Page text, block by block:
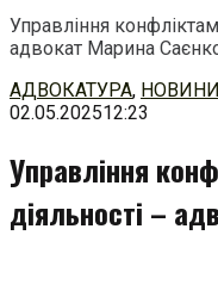
Управління
адвокат Марина
Перейти
до
АДВОКАТУРА, НОВИНИ
02.05.202512:23
Управління
діяльності –